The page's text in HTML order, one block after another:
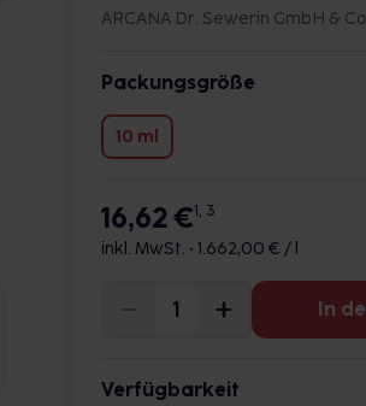
ARCANA Dr. Sewerin GmbH &
Packungsgröße
10 ml
16,62 €1, 3
inkl. MwSt. • 1.662,00 € / l
In
Verfügbarkeit